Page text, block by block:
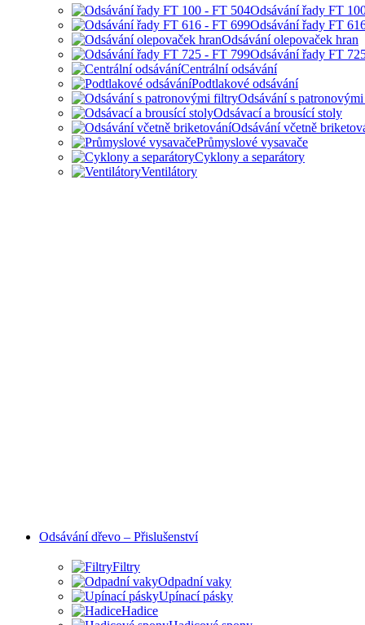
Odsávání řady FT
Odsávání řady FT
Odsávání olepovaček hran
Odsávání řady FT
Centrální odsávání
Podtlakové odsávání
Odsávání s
Odsávací a brousící stoly
Odsávání včetně
Průmyslové vysavače
Cyklony a separátory
Ventilátory
Odsávání dřevo – Přislušenství
Filtry
Odpadní vaky
Upínací pásky
Hadice